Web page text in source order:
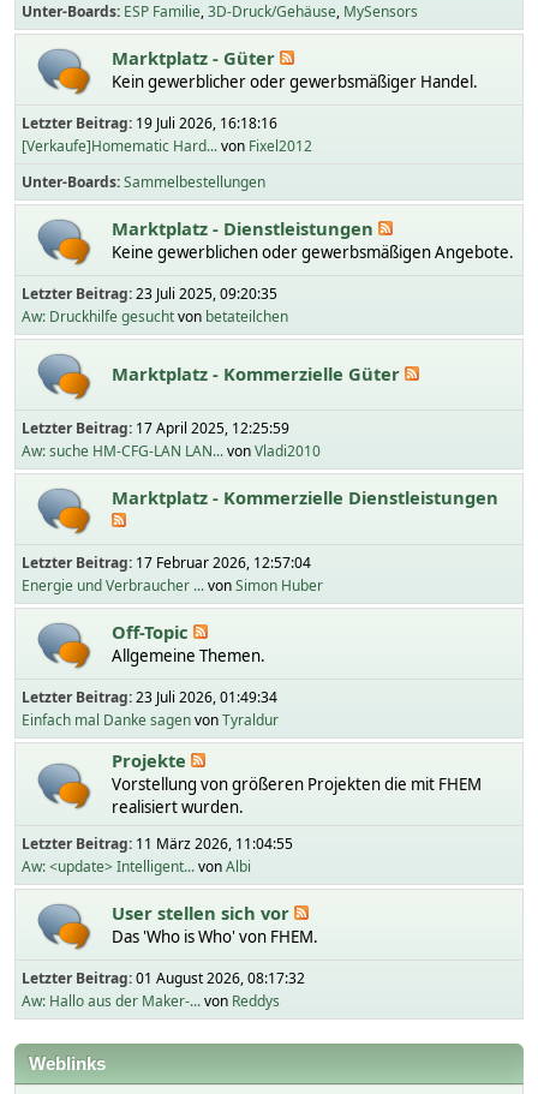
Unter-Boards ESP Familie 3D-Druck/Gehäuse MySensors
Marktplatz - Güter
Kein gewerblicher oder gewerbsmäßiger Handel.
Letzter Beitrag: 19 Juli 2026, 16:18:16
[Verkaufe]Homematic Hard...von Fixel2012
Unter-Boards Sammelbestellungen
Marktplatz - Dienstleistungen
Keine gewerblichen oder gewerbsmäßigen Angebote.
Letzter Beitrag:23 Juli 2025, 09:20:35
Aw: Druckhilfe gesuchtvon betateilchen
Marktplatz - Kommerzielle Güter
Letzter Beitrag: 17 April 2025, 12:25:59
Aw: suche HM-CFG-LAN LAN...vonVladi2010
Marktplatz - Kommerzielle Dienstleistungen
Letzter Beitrag: 17 Februar 2026, 12:57:04
Energie und Verbraucher ...vonSimon Huber
Off-Topic
Allgemeine Themen.
Letzter Beitrag:23 Juli 2026, 01:49:34
Einfach mal Danke sagenvonTyraldur
Projekte
Vorstellung von größeren Projekten die mit FHEM
realisiert wurden.
Letzter Beitrag: 11 März 2026, 11:04:55
Aw: <update> Intelligent...vonAlbi
User stellen sich vor
Das 'Who is Who' von FHEM.
Letzter Beitrag:01 August 2026, 08:17:32
Aw: Hallo aus der Maker-...von Reddys
Weblinks